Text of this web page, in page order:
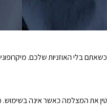
בלי האוזניות שלכם.
את המצלמה כאשר אינה